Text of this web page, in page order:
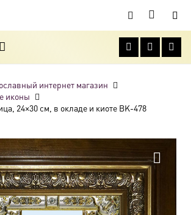
интернет магазин
иконы
24×30 см, в окладе и киоте BK-478